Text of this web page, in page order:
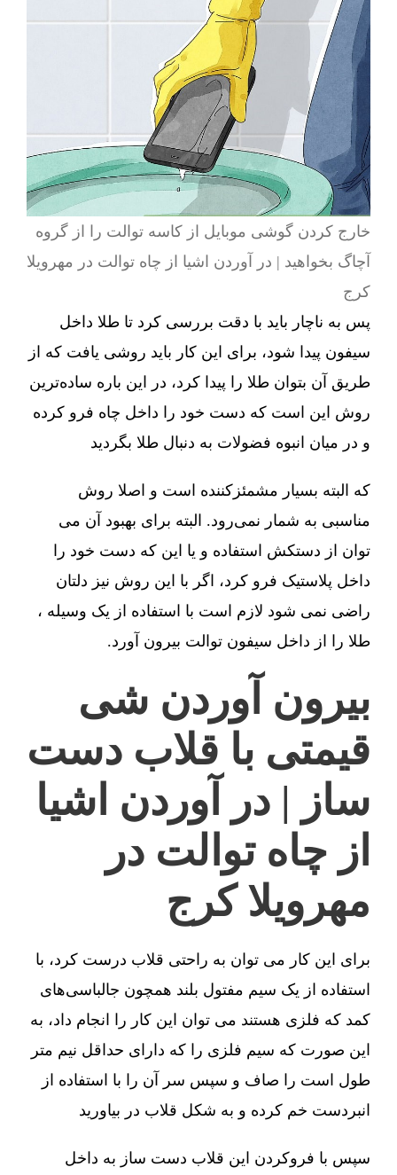
خارج کردن گوشی موبایل از کاسه توالت را از گروه
آچاگ بخواهید | در آوردن اشیا از چاه توالت در مهرویلا
کرج
پس به ناچار باید با دقت بررسی کرد تا طلا داخل
سیفون پیدا شود، برای این کار باید روشی یافت که از
طریق آن بتوان طلا را پیدا کرد، در این باره ساده‌ترین
روش این است که دست خود را داخل چاه فرو کرده
و در میان انبوه فضولات به دنبال طلا بگردید
که البته بسیار مشمئزکننده است و اصلا روش
مناسبی به شمار نمی‌رود. البته برای بهبود آن می
توان از دستکش استفاده و یا این که دست خود را
داخل پلاستیک فرو کرد، اگر با این روش نیز دلتان
راضی نمی شود لازم است با استفاده از یک وسیله ،
طلا را از داخل سیفون توالت بیرون آورد.
بیرون آوردن شی
قیمتی با قلاب دست
ساز | در آوردن اشیا
از چاه توالت در
مهرویلا کرج
برای این کار می توان به راحتی قلاب درست کرد، با
استفاده از یک سیم مفتول بلند همچون جالباسی‌های
کمد که فلزی هستند می توان این کار را انجام داد، به
این صورت که سیم فلزی را که دارای حداقل نیم متر
طول است را صاف و سپس سر آن را با استفاده از
انبردست خم کرده و به شکل قلاب در بیاورید
سپس با فروکردن این قلاب دست ساز به داخل